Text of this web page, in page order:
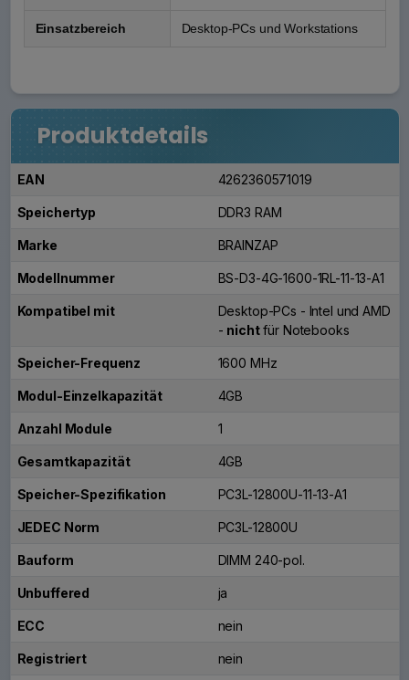
Einsatzbereich Desktop-PCs und Workstations
Produktdetails
EAN 4262360571019
Speichertyp DDR3 RAM
Marke BRAINZAP
Modellnummer BS-D3-4G-1600-1RL-11-13-A1
Kompatibel mit
Desktop-PCs - Intel und AMD
- nichtfür Notebooks
Speicher-Frequenz 1600 MHz
Modul-Einzelkapazität 4GB
Anzahl Module 1
Gesamtkapazität 4GB
Speicher-Spezifikation PC3L-12800U-11-13-A1
JEDEC Norm PC3L-12800U
Bauform DIMM 240-pol.
Unbuffered ja
ECC nein
Registriert nein